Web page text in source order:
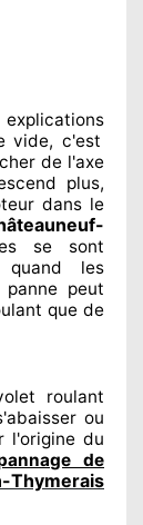
vide, c'est
de l'axe
plus,
dans le
se sont
les
peut
que de
roulant
ou
l'origine du
de
Thymerais